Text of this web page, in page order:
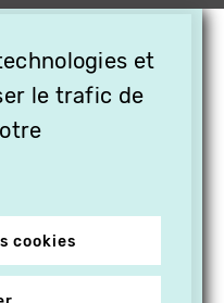
et
le trafic de
cookies
EN
VOS
!